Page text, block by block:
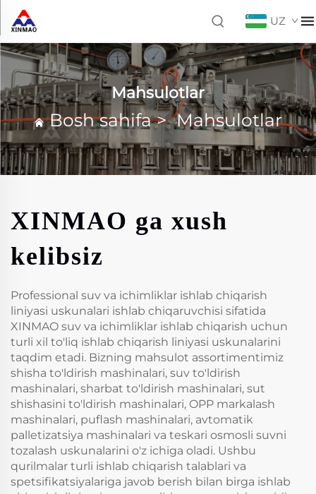
UZ
Mahsulotlar
Bosh sahifa>Mahsulotlar
XINMAO ga xush
kelibsiz
Professional suv va ichimliklar ishlab chiqarish
liniyasi uskunalari ishlab chiqaruvchisi sifatida
XINMAO suv va ichimliklar ishlab chiqarish uchun
turli xil to'liq ishlab chiqarish liniyasi uskunalarini
taqdim etadi. Bizning mahsulot assortimentimiz
shisha to'ldirish mashinalari, suv to'ldirish
mashinalari, sharbat to'ldirish mashinalari, sut
shishasini to'ldirish mashinalari, OPP markalash
mashinalari, puflash mashinalari, avtomatik
palletizatsiya mashinalari va teskari osmosli suvni
tozalash uskunalarini o'z ichiga oladi. Ushbu
qurilmalar turli ishlab chiqarish talablari va
spetsifikatsiyalariga javob berish bilan birga ishlab